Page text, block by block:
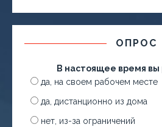
ОПРОС
В настоящее время вы
да, на своем рабочем месте
да, дистанционно из дома
нет, из-за ограничений